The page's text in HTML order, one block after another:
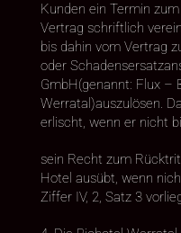
Kunden ein Termin
Vertrag schriftlich
bis dahin vom Vertrag
oder
GmbH(genannt: Flux –
Werratal)auszulösen.
erlischt, wenn er nicht
sein Recht zum
Hotel ausübt, wenn
Ziffer IV, 2, Satz 3